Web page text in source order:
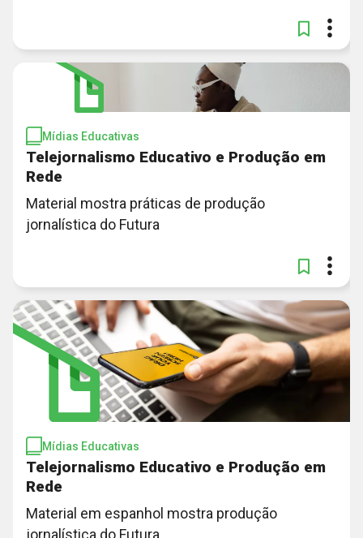
Mídias Educativas
Telejornalismo Educativo e Produção em
Rede
Material mostra práticas de produção
jornalística do Futura
Mídias Educativas
Telejornalismo Educativo e Produção em
Rede
Material em espanhol mostra produção
jornalística do Futura